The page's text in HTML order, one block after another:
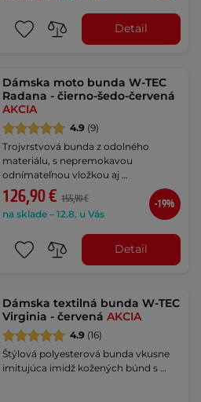
Detail
Dámska moto bunda W-TEC
Radana - čierno-šedo-červená
AKCIA
4.9 (9)
Trojvrstvová bunda z odolného
materiálu, s nepremokavou
odnímateľnou vložkou aj …
126,90 € 155,90 €
na sklade – 12.8. u Vás
-19%
Detail
Dámska textilná bunda W-TEC
Virginia - červenáAKCIA
4.9 (16)
Štýlová polyesterová bunda vkusne
imitujúca imidž kožených búnd s …